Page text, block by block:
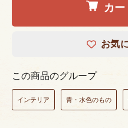
カ
お気
この商品のグループ
インテリア 青・水色のもの